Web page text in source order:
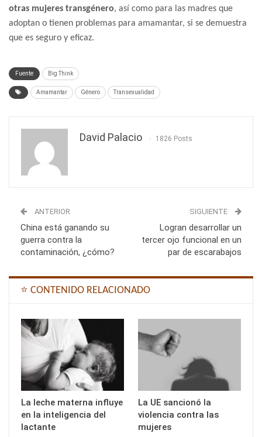
otras mujeres transgénero, así como para las madres que
adoptan o tienen problemas para amamantar, si se demuestra
que es seguro y eficaz.
Fuente Big Think
Amamantar Género Transexualidad
David Palacio 1826 Posts
ANTERIOR
China está ganando su
guerra contra la
contaminación, ¿cómo?
SIGUIENTE
Logran desarrollar un
tercer ojo funcional en un
par de escarabajos
⭐ CONTENIDO RELACIONADO
La leche materna influye
en la inteligencia del
lactante
La UE sancionó la
violencia contra las
mujeres